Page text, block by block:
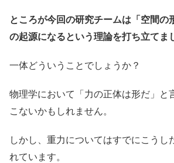
ところが今回の研究チームは「空間の
の起源になるという理論を打ち立てま
一体どういうことでしょうか？
物理学において「力の正体は形だ」と
こないかもしれません。
しかし、重力についてはすでにこうし
れています。